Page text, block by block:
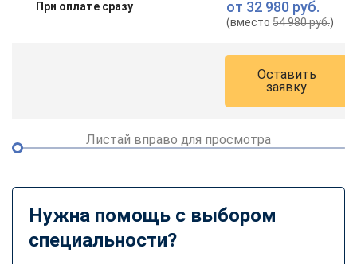
При оплате сразу от 32 980 руб.
(вместо54 980 руб.)
Оставить
заявку
Листай вправо для просмотра
Нужна помощь с выбором
специальности?